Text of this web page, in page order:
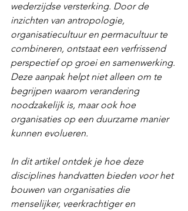
wederzijdse versterking. Door de
inzichten van antropologie,
organisatiecultuur en permacultuur te
combineren, ontstaat een verfrissend
perspectief op groei en samenwerking.
Deze aanpak helpt niet alleen om te
begrijpen waarom verandering
noodzakelijk is, maar ook hoe
organisaties op een duurzame manier
kunnen evolueren.
In dit artikel ontdek je hoe deze
disciplines handvatten bieden voor het
bouwen van organisaties die
menselijker, veerkrachtiger en